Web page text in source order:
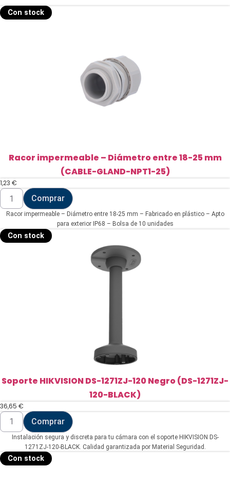
Con stock
Racor impermeable – Diámetro entre 18-25 mm
(CABLE-GLAND-NPT1-25)
1,23 €
Racor
impermeable
-
Diámetro
18-
25
Comprar
Racor impermeable – Diámetro entre 18-25 mm – Fabricado en plástico – Apto
para exterior IP68 – Bolsa de 10 unidades
Con stock
Soporte HIKVISION DS-1271ZJ-120 Negro (DS-1271ZJ-
120-BLACK)
36,65 €
Soporte
HIKVISION
DS-
1271ZJ-
Negro
(DS-
Comprar
Instalación segura y discreta para tu cámara con el soporte HIKVISION DS-
1271ZJ-120-BLACK. Calidad garantizada por Material Seguridad.
Con stock